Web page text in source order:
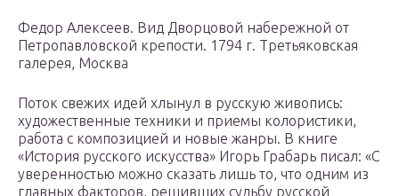
Федор Алексеев. Вид Дворцовой набережной от
Петропавловской крепости. 1794 г. Третьяковская
галерея, Москва
Поток свежих идей хлынул в русскую живопись:
художественные техники и приемы колористики,
работа с композицией и новые жанры. В книге
«История русского искусства» Игорь Грабарь писал: «С
уверенностью можно сказать лишь то, что одним из
главных факторов, решивших судьбу русской